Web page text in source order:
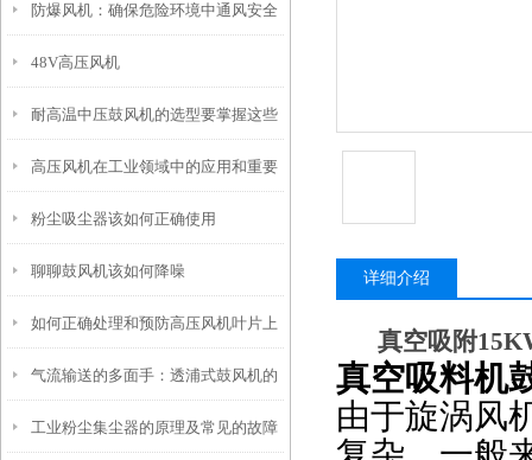
防爆风机：确保危险环境中通风安全
的理想选择
48V高压风机
耐高温中压鼓风机的选型要掌握这些
内容
高压风机在工业领域中的应用和重要
性
粉尘吸尘器该如何正确使用
聊聊鼓风机该如何降噪
如何正确处理和预防高压风机叶片上
的刮痕？
气流输送的多面手：透浦式鼓风机的
技术解析与应用全景
工业粉尘集尘器的原理及常见的故障
详细介绍
真空吸附
真空吸料机
由于旋涡风